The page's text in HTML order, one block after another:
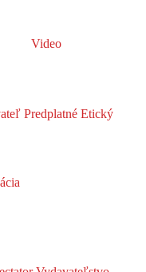
Video
Predplatné Etický